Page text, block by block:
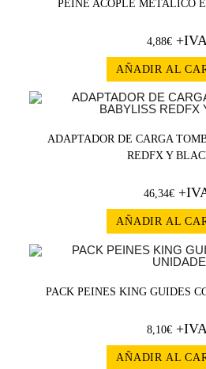
PEINE ACOPLE METALICO
4,88€+IVA
AÑADIR AL
ADAPTADOR DE CARGA
REDFX Y
46,34€
AÑADIR AL
PACK PEINES KING GUIDES
8,10€+IVA
AÑADIR AL